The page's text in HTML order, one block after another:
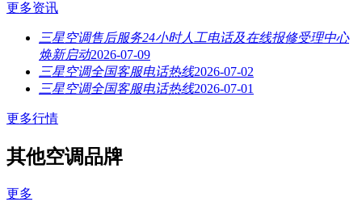
更多资讯
三星空调售后服务24小时人工电话及在线报修受理中心
焕新启动2026-07-09
三星空调全国客服电话热线2026-07-02
三星空调全国客服电话热线2026-07-01
更多行情
其他空调品牌
更多